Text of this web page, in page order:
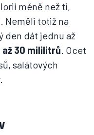
méně než ti,
Neměli totiž na
den dát jednu až
až 30 mililitrů. Ocet
salátových